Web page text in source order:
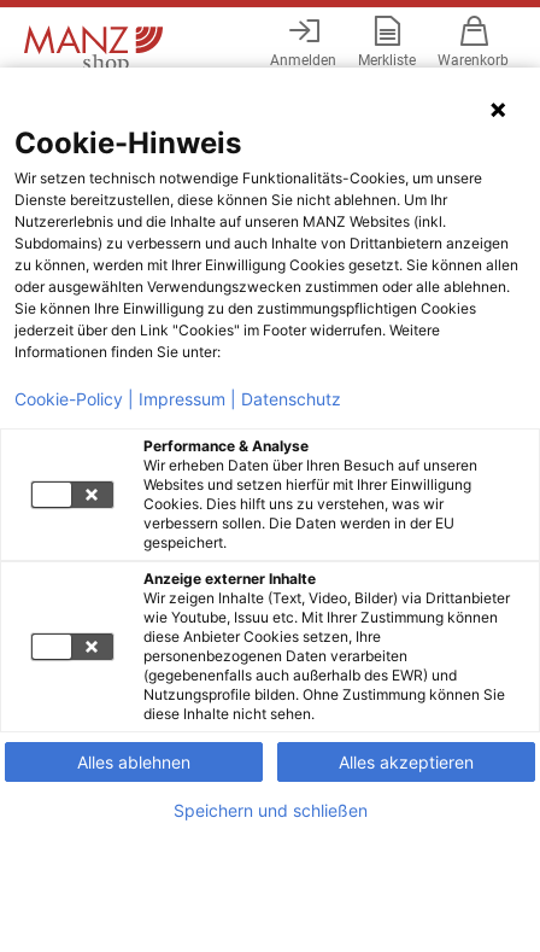
Anmelden Merkliste Warenkorb
Cookie-Hinweis
Wir setzen technisch notwendige Funktionalitäts-Cookies, um unsere
Dienste bereitzustellen, diese können Sie nicht ablehnen. Um Ihr
Nutzererlebnis und die Inhalte auf unseren MANZ Websites (inkl.
Subdomains) zu verbessern und auch Inhalte von Drittanbietern anzeigen
zu können, werden mit Ihrer Einwilligung Cookies gesetzt. Sie können allen
oder ausgewählten Verwendungszwecken zustimmen oder alle ablehnen.
Sie können Ihre Einwilligung zu den zustimmungspflichtigen Cookies
jederzeit über den Link "Cookies" im Footer widerrufen. Weitere
Informationen finden Sie unter:
Cookie-Policy | Impressum | Datenschutz
Performance & Analyse
Wir erheben Daten über Ihren Besuch auf unseren
Websites und setzen hierfür mit Ihrer Einwilligung
Cookies. Dies hilft uns zu verstehen, was wir
verbessern sollen. Die Daten werden in der EU
gespeichert.
Anzeige externer Inhalte
Wir zeigen Inhalte (Text, Video, Bilder) via Drittanbieter
wie Youtube, Issuu etc. Mit Ihrer Zustimmung können
diese Anbieter Cookies setzen, Ihre
personenbezogenen Daten verarbeiten
(gegebenenfalls auch außerhalb des EWR) und
Nutzungsprofile bilden. Ohne Zustimmung können Sie
diese Inhalte nicht sehen.
Alles ablehnen Alles akzeptieren
Speichern und schließen